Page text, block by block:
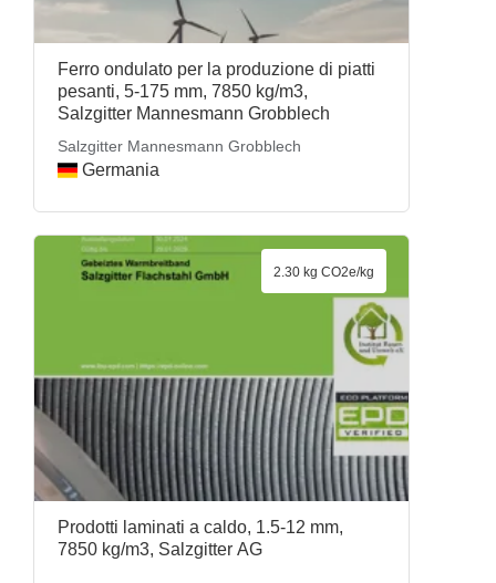
Ferro ondulato per la produzione di piatti
pesanti, 5-175 mm, 7850 kg/m3,
Salzgitter Mannesmann Grobblech
Salzgitter Mannesmann Grobblech
Germania
Prodotti laminati a caldo, 1.5-12 mm,
7850 kg/m3, Salzgitter AG
2.30 kg CO2e/kg